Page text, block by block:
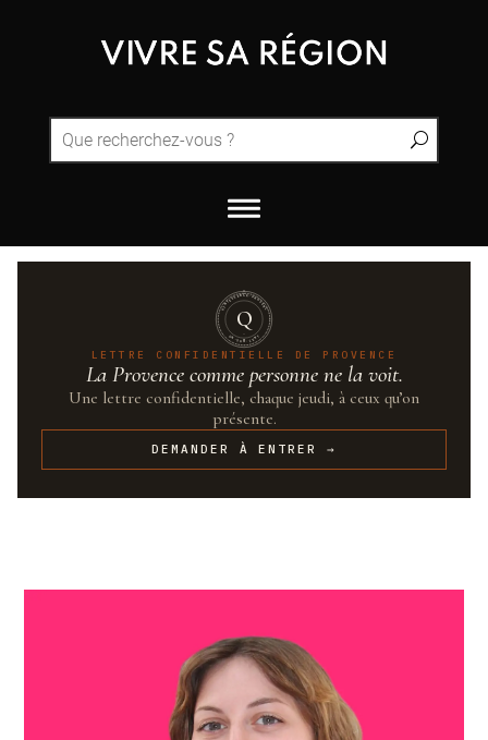
QUINTESSENCE·PROVENCE
UN·SUR·CENT
Q
LETTRE CONFIDENTIELLE DE PROVENCE
La Provence comme personne ne la voit.
Une lettre confidentielle, chaque jeudi, à ceux qu’on
présente.
DEMANDER À ENTRER →